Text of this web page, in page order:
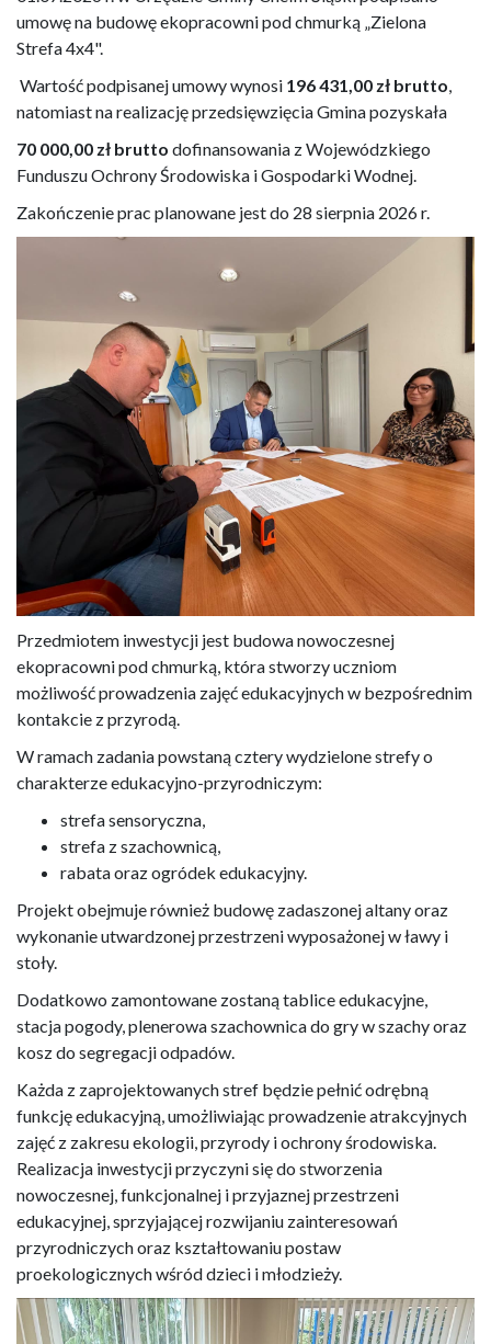
umowę na budowę ekopracowni pod chmurką „Zielona
Strefa 4x4".
Wartość podpisanej umowy wynosi 196 431,00 zł brutto,
natomiast na realizację przedsięwzięcia Gmina pozyskała
70 000,00 zł brutto dofinansowania z Wojewódzkiego
Funduszu Ochrony Środowiska i Gospodarki Wodnej.
Zakończenie prac planowane jest do 28 sierpnia 2026 r.
Przedmiotem inwestycji jest budowa nowoczesnej
ekopracowni pod chmurką, która stworzy uczniom
możliwość prowadzenia zajęć edukacyjnych w bezpośrednim
kontakcie z przyrodą.
W ramach zadania powstaną cztery wydzielone strefy o
charakterze edukacyjno-przyrodniczym:
strefa sensoryczna,
strefa z szachownicą,
rabata oraz ogródek edukacyjny.
Projekt obejmuje również budowę zadaszonej altany oraz
wykonanie utwardzonej przestrzeni wyposażonej w ławy i
stoły.
Dodatkowo zamontowane zostaną tablice edukacyjne,
stacja pogody, plenerowa szachownica do gry w szachy oraz
kosz do segregacji odpadów.
Każda z zaprojektowanych stref będzie pełnić odrębną
funkcję edukacyjną, umożliwiając prowadzenie atrakcyjnych
zajęć z zakresu ekologii, przyrody i ochrony środowiska.
Realizacja inwestycji przyczyni się do stworzenia
nowoczesnej, funkcjonalnej i przyjaznej przestrzeni
edukacyjnej, sprzyjającej rozwijaniu zainteresowań
przyrodniczych oraz kształtowaniu postaw
proekologicznych wśród dzieci i młodzieży.